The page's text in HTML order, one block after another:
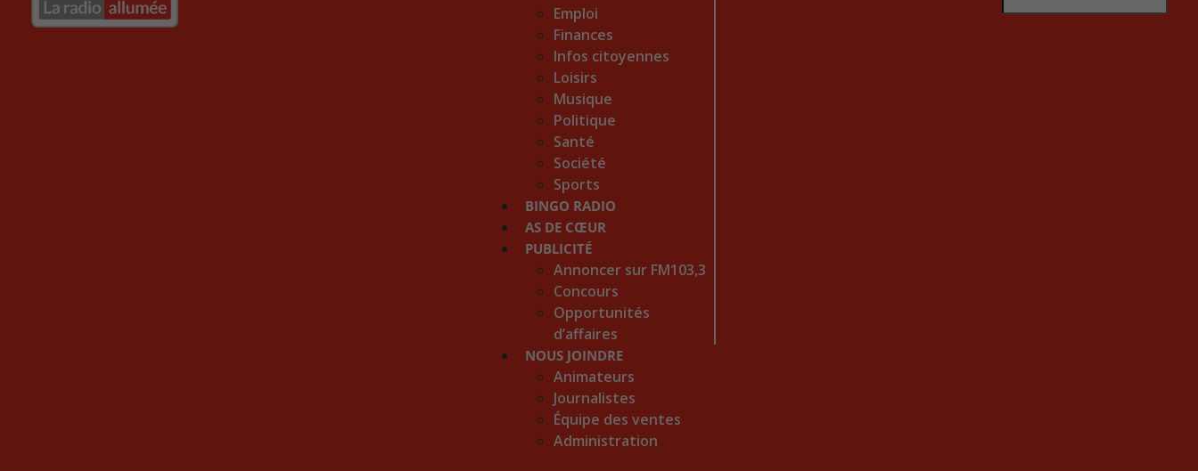
Emploi
Finances
Infos citoyennes
Loisirs
Musique
Politique
Santé
Société
Sports
BINGO RADIO
AS DE CŒUR
PUBLICITÉ
Annoncer sur FM103,3
Concours
Opportunités
d’affaires
NOUS JOINDRE
Animateurs
Journalistes
Équipe des ventes
Administration